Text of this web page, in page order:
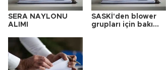
SERA NAYLONU
ALIMI
SASKİ'den blower
grupları için bakım